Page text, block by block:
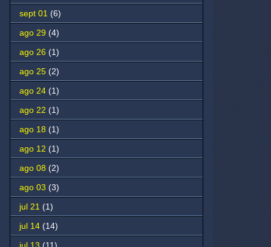
sept 01 (6)
ago 29 (4)
ago 26 (1)
ago 25 (2)
ago 24 (1)
ago 22 (1)
ago 18 (1)
ago 12 (1)
ago 08 (2)
ago 03 (3)
jul 21 (1)
jul 14 (14)